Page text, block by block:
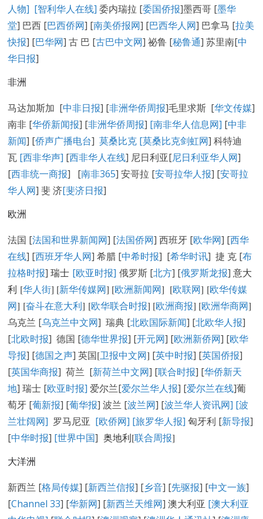
人物] [智利华人在线] 委内瑞拉 [委国侨报]墨西哥 [墨华
堂] 巴西 [巴西侨网] [南美侨报网] [巴西华人网] 巴拿马 [拉美
快报] [巴华网] 古 巴 [古巴中文网] 祕鲁 [秘鲁通] 苏里南[中
华日报]
非洲
马达加斯加 [中非日报] [非洲华侨周报]毛里求斯 [华文传媒]
南非 [华侨新闻报] [非洲华侨周报] [南非华人信息网] [中非
新闻] [侨声广播电台]莫桑比克 [莫桑比克剑虹网] 科特迪
瓦 [西非华声] [西非华人在线] 尼日利亚[尼日利亚华人网]
[西非统一商报] [南非365] 安哥拉 [安哥拉华人报] [安哥拉
华人网] 斐 济[斐济日报]
欧洲
法国 [法国和世界新闻网] [法国侨网] 西班牙 [欧华网] [西华
在线] [西班牙华人网] 希腊 [中希时报] [希华时讯] 捷 克 [布
拉格时报]瑞士 [欧亚时报] 俄罗斯 [北方] [俄罗斯龙报]意大
利 [华人街] [新华传媒网] [欧洲新闻网] [欧联网] [欧华传媒
网] [奋斗在意大利] [欧华联合时报] [欧洲商报] [欧洲华商网]
乌克兰 [乌克兰中文网] 瑞典 [北欧国际新闻] [北欧华人报]
[北欧时报] 德国 [德华世界报] [开元网] [欧洲新侨网] [欧华
导报] [德国之声] 英国[卫报中文网] [英中时报] [英国侨报]
[英国华商报] 荷兰 [新荷兰中文网] [联合时报] [华侨新天
地] 瑞士 [欧亚时报] 爱尔兰[爱尔兰华人报] [爱尔兰在线]葡
萄牙 [葡新报] [葡华报] 波兰 [波兰网] [波兰华人资讯网] [波
兰壮阔网] 罗马尼亚 [欧侨网] [旅罗华人报] 匈牙利 [新导报]
[中华时报] [世界中国] 奥地利[联合周报]
大洋洲
新西兰 [格局传媒] [新西兰信报] [乡音] [先驱报] [中文一族]
[Channel 33] [华新网] [新西兰天维网] 澳大利亚 [澳大利亚